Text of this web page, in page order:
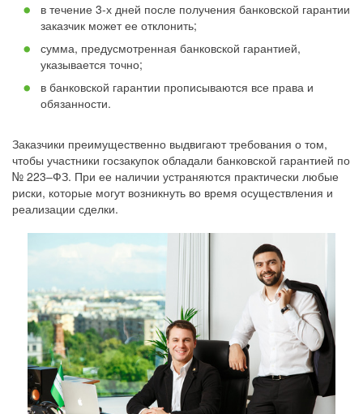
в течение 3-х дней после получения банковской гарантии
заказчик может ее отклонить;
сумма, предусмотренная банковской гарантией,
указывается точно;
в банковской гарантии прописываются все права и
обязанности.
Заказчики преимущественно выдвигают требования о том,
чтобы участники госзакупок обладали банковской гарантией по
№ 223–ФЗ. При ее наличии устраняются практически любые
риски, которые могут возникнуть во время осуществления и
реализации сделки.